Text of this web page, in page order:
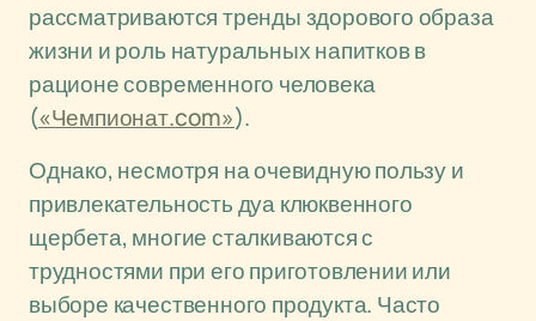
рассматриваются тренды здорового образа
жизни и роль натуральных напитков в
рационе современного человека
(«Чемпионат.com»).
Однако, несмотря на очевидную пользу и
привлекательность дуа клюквенного
щербета, многие сталкиваются с
трудностями при его приготовлении или
выборе качественного продукта. Часто